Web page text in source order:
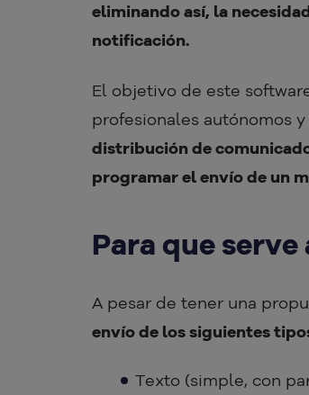
eliminando así, la
notificación.
El objetivo de este
profesionales autónomos
distribución de
programar el envío de un
Para que
A pesar de tener una
envío de los siguientes
Texto (simple, con